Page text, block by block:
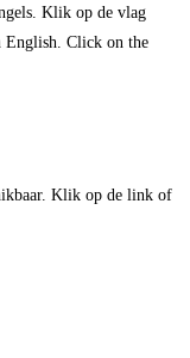
Klik op de vlag
English. Click on the
Klik op de link of